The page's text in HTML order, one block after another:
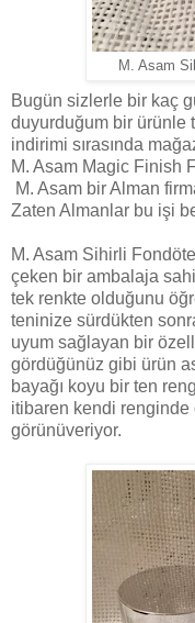
M. Asam
Bugün sizlerle bir kaç
duyurduğum bir ürünle
indirimi sırasında
M. Asam Magic Finish
M. Asam bir Alman
Zaten Almanlar bu işi
M. Asam Sihirli
çeken bir ambalaja
tek renkte olduğunu
teninize sürdükten
uyum sağlayan bir
gördüğünüz gibi ürün
bayağı koyu bir ten
itibaren kendi
görünüveriyor.